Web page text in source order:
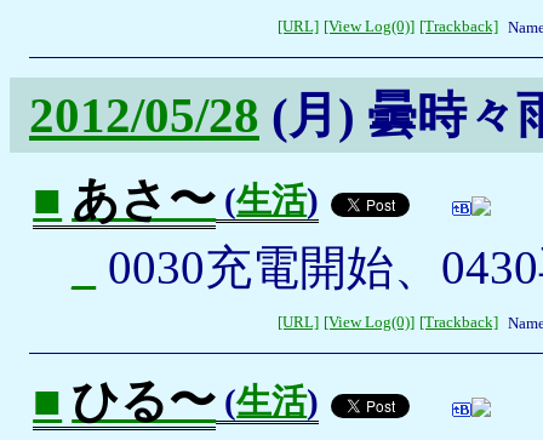
[URL] [View Log(0)] [Trackback]
2012/05/28 (月) 曇時々
■ あさ〜 (生活)
0030充電開始、
[URL] [View Log(0)] [Trackback]
■ ひる〜 (生活)